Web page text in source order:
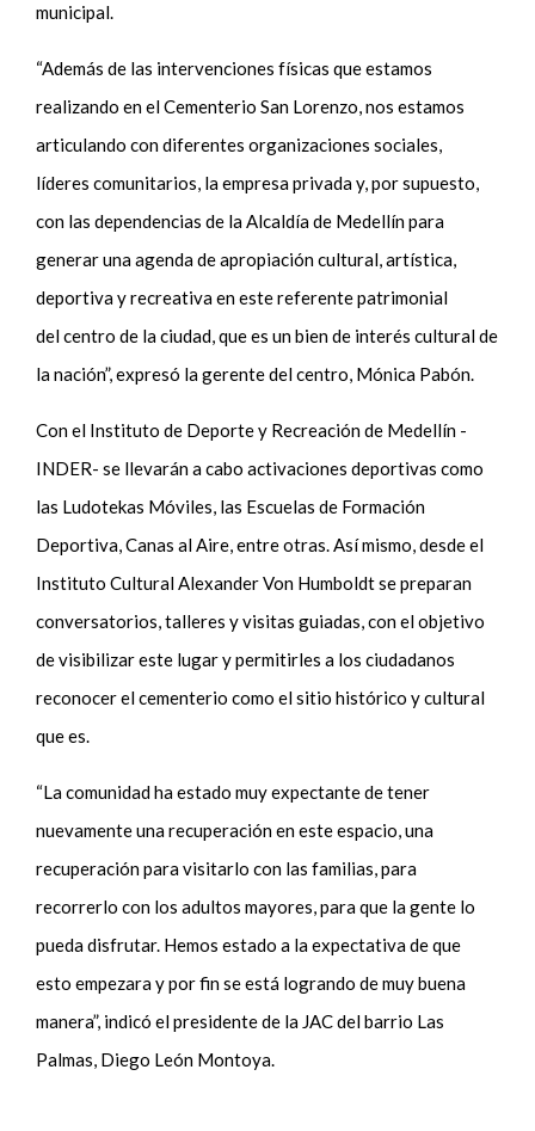
municipal.
“Además de las intervenciones físicas que estamos
realizando en el Cementerio San Lorenzo, nos estamos
articulando con diferentes organizaciones sociales,
líderes comunitarios, la empresa privada y, por supuesto,
con las dependencias de la Alcaldía de Medellín para
generar una agenda de apropiación cultural, artística,
deportiva y recreativa en este referente patrimonial
del centro de la ciudad, que es un bien de interés cultural de
la nación”, expresó la gerente del centro, Mónica Pabón.
Con el Instituto de Deporte y Recreación de Medellín -
INDER- se llevarán a cabo activaciones deportivas como
las Ludotekas Móviles, las Escuelas de Formación
Deportiva, Canas al Aire, entre otras. Así mismo, desde el
Instituto Cultural Alexander Von Humboldt se preparan
conversatorios, talleres y visitas guiadas, con el objetivo
de visibilizar este lugar y permitirles a los ciudadanos
reconocer el cementerio como el sitio histórico y cultural
que es.
“La comunidad ha estado muy expectante de tener
nuevamente una recuperación en este espacio, una
recuperación para visitarlo con las familias, para
recorrerlo con los adultos mayores, para que la gente lo
pueda disfrutar. Hemos estado a la expectativa de que
esto empezara y por fin se está logrando de muy buena
manera”, indicó el presidente de la JAC del barrio Las
Palmas, Diego León Montoya.